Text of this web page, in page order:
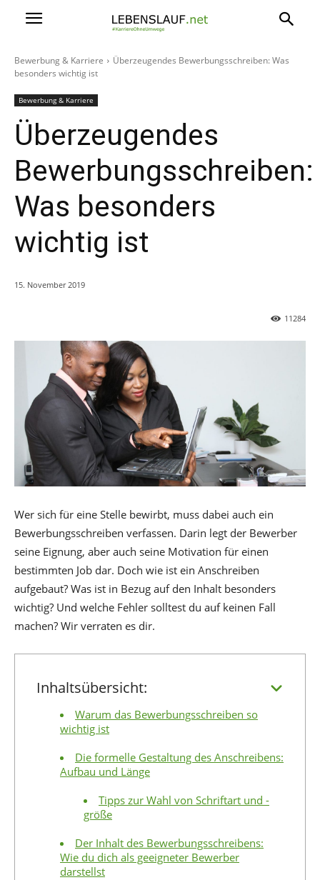
Bewerbung & Karriere
Überzeugendes Bewerbungsschreiben: Was
besonders wichtig ist
Bewerbung & Karriere
Überzeugendes
Bewerbungsschreiben:
Was besonders
wichtig ist
15. November 2019
11284
Wer sich für eine Stelle bewirbt, muss dabei auch ein
Bewerbungsschreiben verfassen. Darin legt der Bewerber
seine Eignung, aber auch seine Motivation für einen
bestimmten Job dar. Doch wie ist ein Anschreiben
aufgebaut? Was ist in Bezug auf den Inhalt besonders
wichtig? Und welche Fehler solltest du auf keinen Fall
machen? Wir verraten es dir.
Inhaltsübersicht:
Warum das Bewerbungsschreiben so
wichtig ist
Die formelle Gestaltung des Anschreibens:
Aufbau und Länge
Tipps zur Wahl von Schriftart und -
größe
Der Inhalt des Bewerbungsschreibens:
Wie du dich als geeigneter Bewerber
darstellst